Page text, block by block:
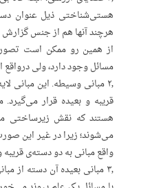
هستی‌شناختی ذیل عنوان
هرچند آنها هم از جنس
از همین رو ممکن است
مسائل وجود دارد، ولی درواقع
۲٫ مبانی وسیطه. این مبانی
قریبه و بعیده قرار
هستند که نقش زیرساختی
می‌شوند؛ زیرا در غیر این
واقع مبانی به دو دسته‌ی
۳٫ مبانی بعیده آن دسته از